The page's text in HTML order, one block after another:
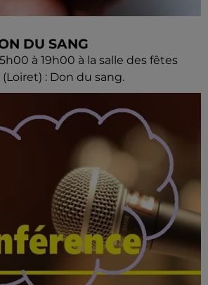
DU SANG
à 19h00 à la salle des fêtes
: Don du sang.